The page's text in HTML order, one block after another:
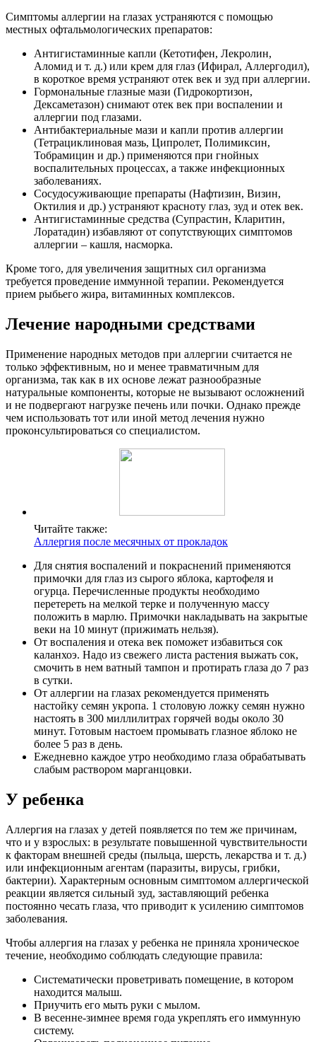
Симптомы аллергии на глазах устраняются с помощью
местных офтальмологических препаратов:
Антигистаминные капли (Кетотифен, Лекролин,
Аломид и т. д.) или крем для глаз (Ифирал, Аллергодил),
в короткое время устраняют отек век и зуд при аллергии.
Гормональные глазные мази (Гидрокортизон,
Дексаметазон) снимают отек век при воспалении и
аллергии под глазами.
Антибактериальные мази и капли против аллергии
(Тетрациклиновая мазь, Ципролет, Полимиксин,
Тобрамицин и др.) применяются при гнойных
воспалительных процессах, а также инфекционных
заболеваниях.
Сосудосуживающие препараты (Нафтизин, Визин,
Октилия и др.) устраняют красноту глаз, зуд и отек век.
Антигистаминные средства (Супрастин, Кларитин,
Лоратадин) избавляют от сопутствующих симптомов
аллергии – кашля, насморка.
Кроме того, для увеличения защитных сил организма
требуется проведение иммунной терапии. Рекомендуется
прием рыбьего жира, витаминных комплексов.
Лечение народными средствами
Применение народных методов при аллергии считается не
только эффективным, но и менее травматичным для
организма, так как в их основе лежат разнообразные
натуральные компоненты, которые не вызывают осложнений
и не подвергают нагрузке печень или почки. Однако прежде
чем использовать тот или иной метод лечения нужно
проконсультироваться со специалистом.
Читайте также:
Аллергия после месячных от прокладок
Для снятия воспалений и покраснений применяются
примочки для глаз из сырого яблока, картофеля и
огурца. Перечисленные продукты необходимо
перетереть на мелкой терке и полученную массу
положить в марлю. Примочки накладывать на закрытые
веки на 10 минут (прижимать нельзя).
От воспаления и отека век поможет избавиться сок
каланхоэ. Надо из свежего листа растения выжать сок,
смочить в нем ватный тампон и протирать глаза до 7 раз
в сутки.
От аллергии на глазах рекомендуется применять
настойку семян укропа. 1 столовую ложку семян нужно
настоять в 300 миллилитрах горячей воды около 30
минут. Готовым настоем промывать глазное яблоко не
более 5 раз в день.
Ежедневно каждое утро необходимо глаза обрабатывать
слабым раствором марганцовки.
У ребенка
Аллергия на глазах у детей появляется по тем же причинам,
что и у взрослых: в результате повышенной чувствительности
к факторам внешней среды (пыльца, шерсть, лекарства и т. д.)
или инфекционным агентам (паразиты, вирусы, грибки,
бактерии). Характерным основным симптомом аллергической
реакции является сильный зуд, заставляющий ребенка
постоянно чесать глаза, что приводит к усилению симптомов
заболевания.
Чтобы аллергия на глазах у ребенка не приняла хроническое
течение, необходимо соблюдать следующие правила:
Систематически проветривать помещение, в котором
находится малыш.
Приучить его мыть руки с мылом.
В весенне-зимнее время года укреплять его иммунную
систему.